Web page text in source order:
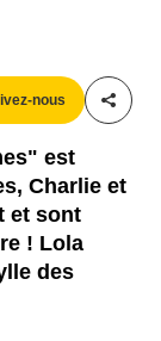
nous
est
Charlie et
et sont
! Lola
des